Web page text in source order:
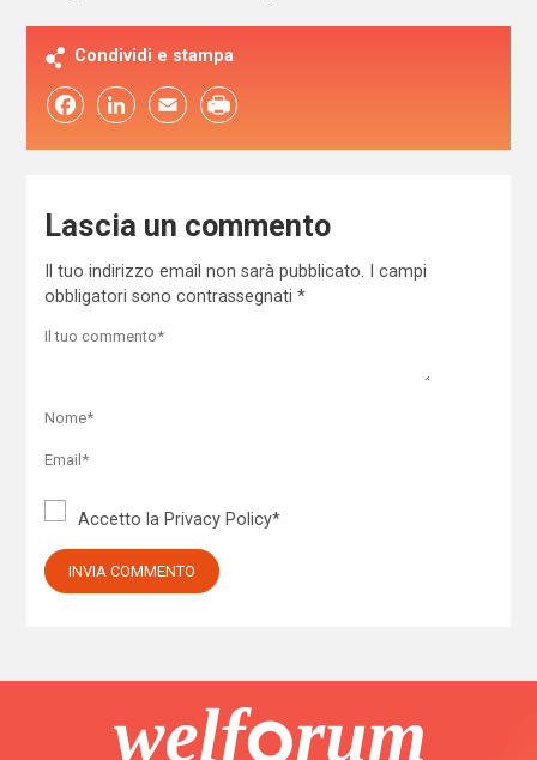
Condividi e stampa
FacebookLinkedIn Email
Lascia un commento
Il tuo indirizzo email non sarà pubblicato.
I campi
obbligatori sono contrassegnati *
Accetto la Privacy Policy*